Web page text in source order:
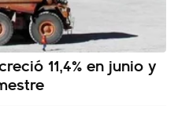
11,4% en junio y